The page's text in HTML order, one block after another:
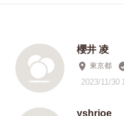
櫻井 凌
東京都
2023/11/30
yshrjoe